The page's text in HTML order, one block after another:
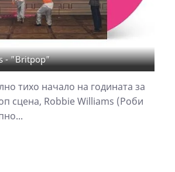
- "Britpop"
тихо начало на годината за
сцена, Robbie Williams (Роби